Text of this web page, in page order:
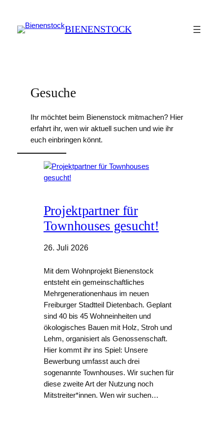
BIENENSTOCK
Gesuche
Ihr möchtet beim Bienenstock mitmachen? Hier
erfahrt ihr, wen wir aktuell suchen und wie ihr
euch einbringen könnt.
Projektpartner für
Townhouses gesucht!
26. Juli 2026
Mit dem Wohnprojekt Bienenstock
entsteht ein gemeinschaftliches
Mehrgenerationenhaus im neuen
Freiburger Stadtteil Dietenbach. Geplant
sind 40 bis 45 Wohneinheiten und
ökologisches Bauen mit Holz, Stroh und
Lehm, organisiert als Genossenschaft.
Hier kommt ihr ins Spiel: Unsere
Bewerbung umfasst auch drei
sogenannte Townhouses. Wir suchen für
diese zweite Art der Nutzung noch
Mitstreiter*innen. Wen wir suchen…